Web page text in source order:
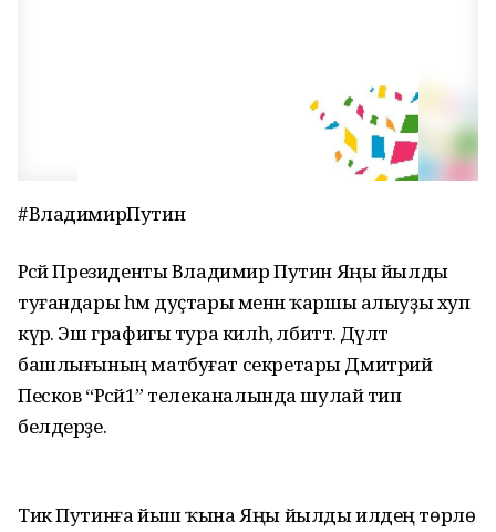
#ВладимирПутин
Рәсәй Президенты Владимир Путин Яңы йылды
туғандары һәм дуҫтары менән ҡаршы алыуҙы хуп
күрә. Эш графигы тура килһә, әлбиттә. Дәүләт
башлығының матбуғат секретары Дмитрий
Песков “Рәсәй1” телеканалында шулай тип
белдерҙе.
Тик Путинға йыш ҡына Яңы йылды илдең төрлө